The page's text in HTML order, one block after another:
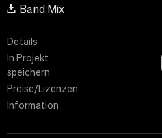
Band Mix
Details
In Projekt
speichern
Preise/Lizenzen
Information